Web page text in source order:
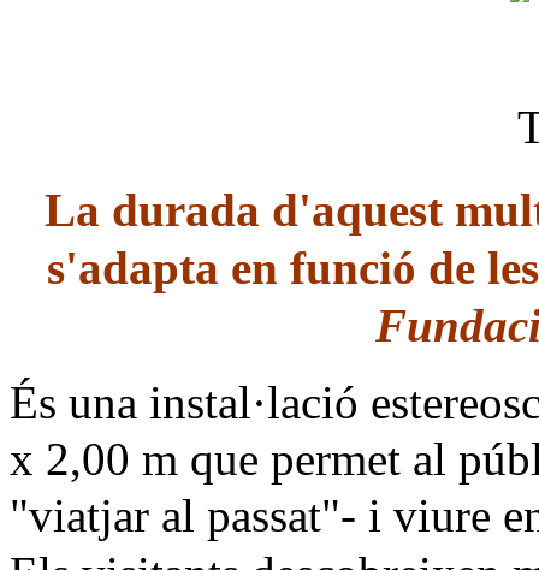
La durada d'aquest
s'adapta en funció de
És una instal·lació
x 2,00 m que permet al
"viatjar al passat"- i viure